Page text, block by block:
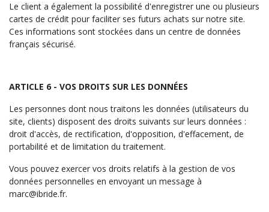
Le client a également la possibilité d'enregistrer une ou plusieurs
cartes de crédit pour faciliter ses futurs achats sur notre site.
Ces informations sont stockées dans un centre de données
français sécurisé.
ARTICLE 6 - VOS DROITS SUR LES DONNÉES
Les personnes dont nous traitons les données (utilisateurs du
site, clients) disposent des droits suivants sur leurs données :
droit d'accès, de rectification, d'opposition, d'effacement, de
portabilité et de limitation du traitement.
Vous pouvez exercer vos droits relatifs à la gestion de vos
données personnelles en envoyant un message à
marc@ibride.fr.